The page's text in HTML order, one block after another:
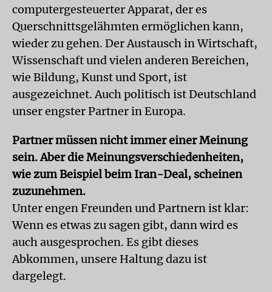
computergesteuerter Apparat, der es
Querschnittsgelähmten ermöglichen kann,
wieder zu gehen. Der Austausch in Wirtschaft,
Wissenschaft und vielen anderen Bereichen,
wie Bildung, Kunst und Sport, ist
ausgezeichnet. Auch politisch ist Deutschland
unser engster Partner in Europa.
Partner müssen nicht immer einer Meinung
sein. Aber die Meinungsverschiedenheiten,
wie zum Beispiel beim Iran-Deal, scheinen
zuzunehmen.
Unter engen Freunden und Partnern ist klar:
Wenn es etwas zu sagen gibt, dann wird es
auch ausgesprochen. Es gibt dieses
Abkommen, unsere Haltung dazu ist
dargelegt.